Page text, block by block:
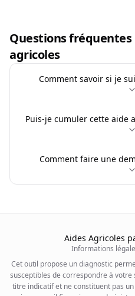
Questions fréquentes
agricoles
Comment savoir si je
Puis-je cumuler cette aide
Comment faire une
Aides Agricoles
Informations
Cet outil propose un diagnostic
susceptibles de correspondre à
titre indicatif et ne constituent pas